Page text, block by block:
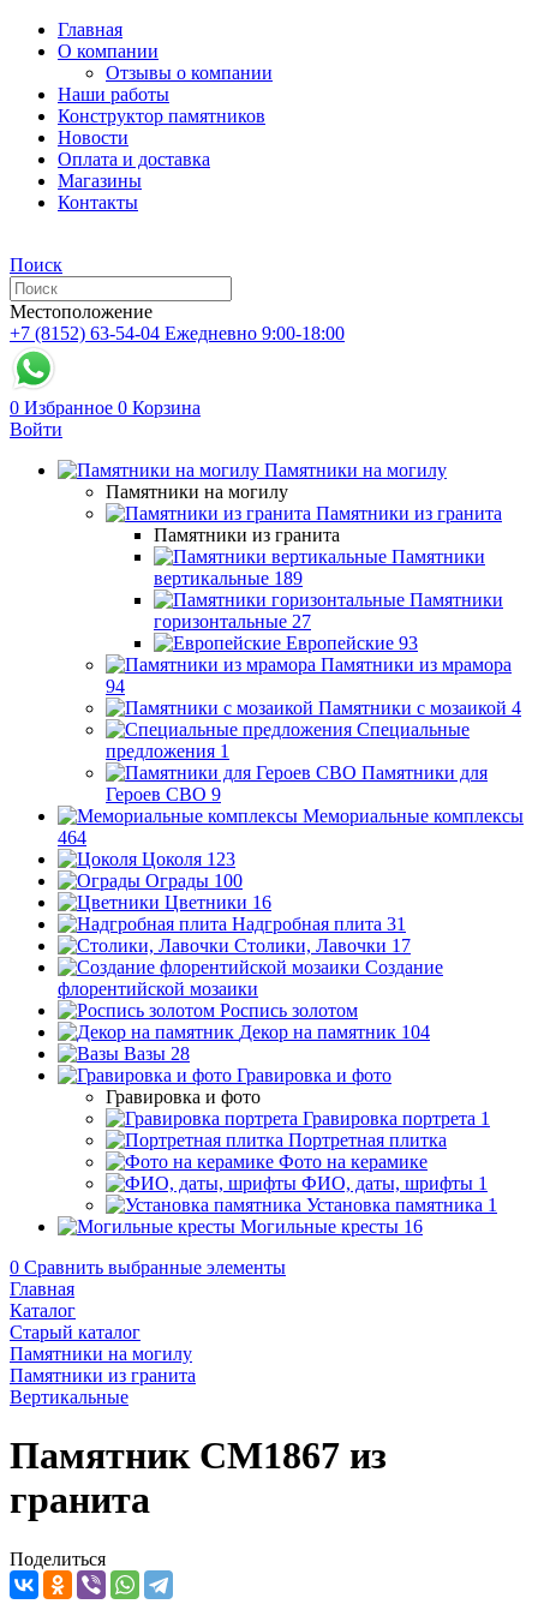
Главная
О компании
Отзывы о компании
Наши работы
Конструктор памятников
Новости
Оплата и доставка
Магазины
Контакты
Поиск
Местоположение
+7 (8152) 63-54-04 Ежедневно 9:00-18:00
0 Избранное 0 Корзина
Войти
Памятники на могилу
Памятники на могилу
Памятники из гранита
Памятники из гранита
Памятники
вертикальные 189
Памятники
горизонтальные 27
Европейские 93
Памятники из мрамора
94
Памятники с мозаикой 4
Специальные
предложения 1
Памятники для
Героев СВО 9
Мемориальные комплексы
464
Цоколя 123
Ограды 100
Цветники 16
Надгробная плита 31
Столики, Лавочки 17
Создание
флорентийской мозаики
Роспись золотом
Декор на памятник 104
Вазы 28
Гравировка и фото
Гравировка и фото
Гравировка портрета 1
Портретная плитка
Фото на керамике
ФИО, даты, шрифты 1
Установка памятника 1
Могильные кресты 16
0 Сравнить выбранные элементы
Главная
Каталог
Старый каталог
Памятники на могилу
Памятники из гранита
Вертикальные
Памятник CM1867 из
гранита
Поделиться